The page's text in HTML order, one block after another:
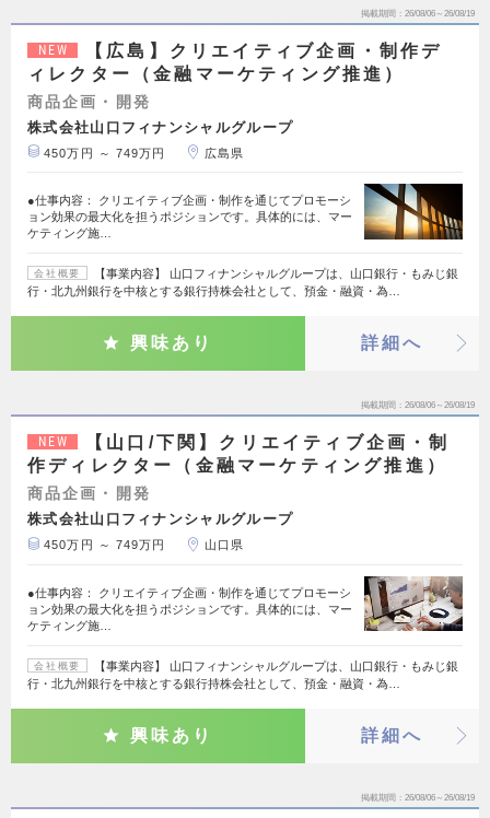
掲載期間 26/08/06～26/08/19
NEW
【広島】クリエイティブ企画・制作デ
ィレクター（金融マーケティング推進）
商品企画・開発
株式会社山口フィナンシャルグループ
450万円 ～ 749万円 広島県
●仕事内容： クリエイティブ企画・制作を通じてプロモーシ
ョン効果の最大化を担うポジションです。具体的には、マー
ケティング施…
会社概要
【事業内容】 山口フィナンシャルグループは、山口銀行・もみじ銀
行・北九州銀行を中核とする銀行持株会社として、預金・融資・為…
興味あり 詳細へ
掲載期間 26/08/06～26/08/19
NEW
【山口/下関】クリエイティブ企画・制
作ディレクター（金融マーケティング推進）
商品企画・開発
株式会社山口フィナンシャルグループ
450万円 ～ 749万円 山口県
●仕事内容： クリエイティブ企画・制作を通じてプロモーシ
ョン効果の最大化を担うポジションです。具体的には、マー
ケティング施…
会社概要
【事業内容】 山口フィナンシャルグループは、山口銀行・もみじ銀
行・北九州銀行を中核とする銀行持株会社として、預金・融資・為…
興味あり 詳細へ
掲載期間 26/08/06～26/08/19